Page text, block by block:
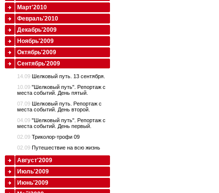
Март'2010
Февраль'2010
Декабрь'2009
Ноябрь'2009
Октябрь'2009
Сентябрь'2009
14.09 Шелковый путь. 13 сентября.
10.09 "Шелковый путь". Репортаж с
места событий. День пятый.
07.09 Шелковый путь. Репортаж с
места событий. День второй.
04.09 "Шелковый путь". Репортаж с
места событий. День первый.
02.09 Триколор-трофи 09
02.09 Путешествие на всю жизнь
Август'2009
Июль'2009
Июнь'2009